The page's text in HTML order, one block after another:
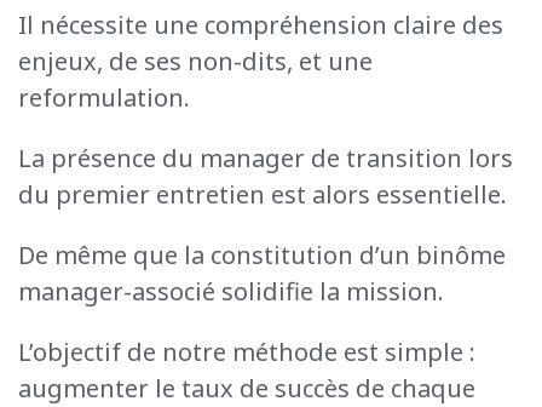
Il nécessite une compréhension claire des
enjeux, de ses non-dits, et une
reformulation.
La présence du manager de transition lors
du premier entretien est alors essentielle.
De même que la constitution d’un binôme
manager-associé solidifie la mission.
L’objectif de notre méthode est simple :
augmenter le taux de succès de chaque